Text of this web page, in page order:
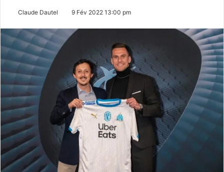
Claude Dautel 9 Fév 2022 13:00 pm